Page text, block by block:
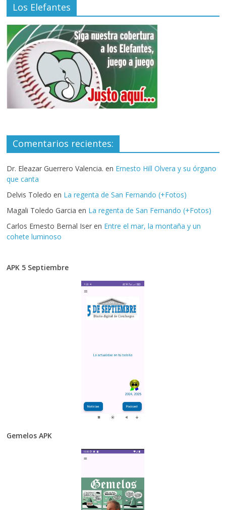
Los Elefantes
Comentarios recientes:
Dr. Eleazar Guerrero Valencia. en Ernesto Hill Olvera y su órgano
que canta
Delvis Toledo en La regenta de San Fernando (+Fotos)
Magali Toledo Garcia en La regenta de San Fernando (+Fotos)
Carlos Ernesto Bernal Iser en Entre el mar, la montaña y un
cohete luminoso
APK 5 Septiembre
Gemelos APK